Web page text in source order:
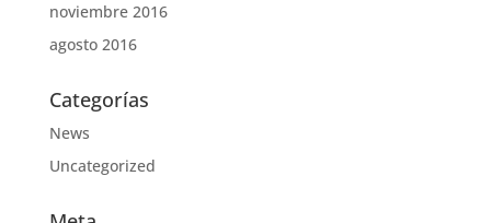
noviembre 2016
agosto 2016
Categorías
News
Uncategorized